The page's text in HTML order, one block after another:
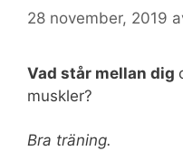
28 november, 2019
Vad står mellan dig
muskler?
Bra träning.